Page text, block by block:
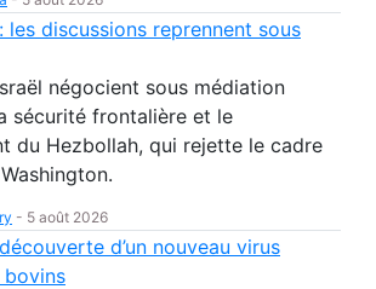
les discussions reprennent sous
négocient sous médiation
sécurité frontalière et le
du Hezbollah, qui rejette le cadre
- 5 août 2026
d’un nouveau virus